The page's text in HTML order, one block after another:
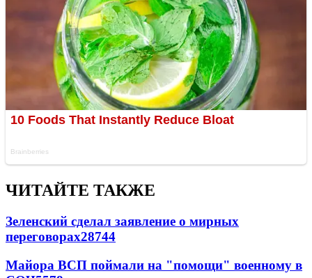
ЧИТАЙТЕ ТАКЖЕ
Зеленский сделал заявление о мирных
переговорах28744
Майора ВСП поймали на "помощи" военному в